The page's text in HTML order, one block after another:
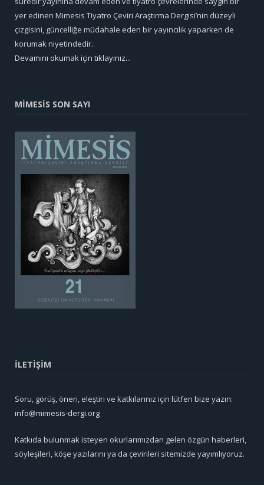
yer edinen Mimesis Tiyatro Çeviri Araştırma Dergisi’nin düzeyli
çizgisini, güncelliğe müdahale eden bir yayıncılık yaparken de
korumak niyetindedir.
Devamını okumak için tıklayınız...
MİMESİS SON SAYI
İLETİŞİM
Soru, görüş, öneri, eleştiri ve katkılarınız için lütfen bize yazın:
info@mimesis-dergi.org
Katkıda bulunmak isteyen okurlarımızdan gelen özgün haberleri,
söyleşileri, köşe yazılarını ya da çevirileri sitemizde yayımlıyoruz.